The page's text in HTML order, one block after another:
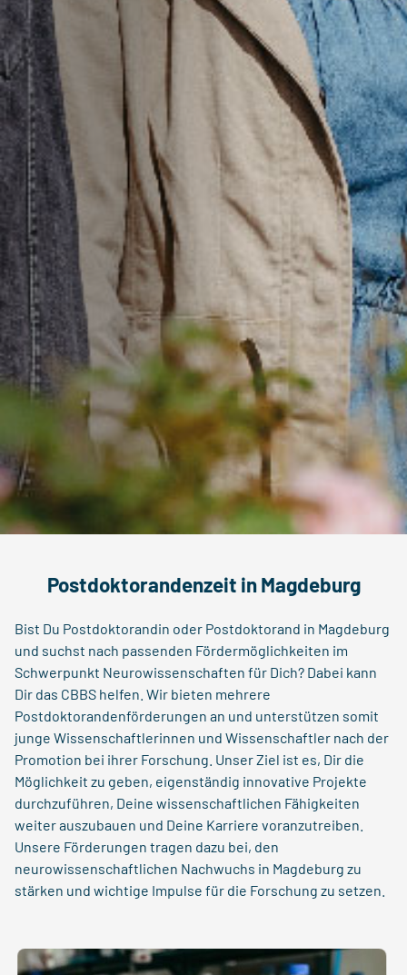
Postdoktorandenzeit in Magdeburg
Bist Du Postdoktorandin oder Postdoktorand in Magdeburg
und suchst nach passenden Fördermöglichkeiten im
Schwerpunkt Neurowissenschaften für Dich? Dabei kann
Dir das CBBS helfen. Wir bieten mehrere
Postdoktorandenförderungen an und unterstützen somit
junge Wissenschaftlerinnen und Wissenschaftler nach der
Promotion bei ihrer Forschung. Unser Ziel ist es, Dir die
Möglichkeit zu geben, eigenständig innovative Projekte
durchzuführen, Deine wissenschaftlichen Fähigkeiten
weiter auszubauen und Deine Karriere voranzutreiben.
Unsere Förderungen tragen dazu bei, den
neurowissenschaftlichen Nachwuchs in Magdeburg zu
stärken und wichtige Impulse für die Forschung zu setzen.